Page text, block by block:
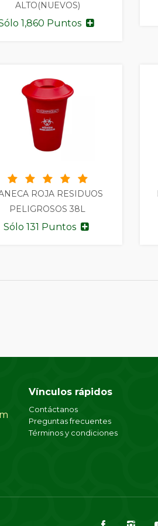
ALTO(NUEVOS)
1,860 Puntos
ROJA RESIDUOS
PELIGROSOS 38L
Sólo 131 Puntos
Vínculos rápidos
Contáctanos
Preguntas frecuentes
Términos y condiciones